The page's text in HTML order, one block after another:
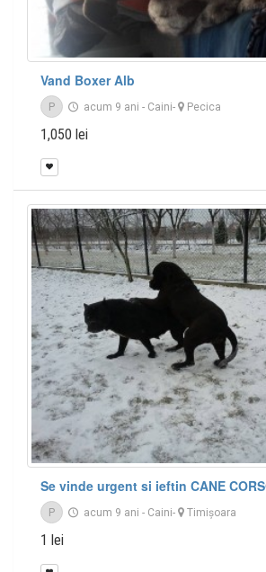
Vand Boxer Alb
P acum 9 ani - Caini- Pecica
1,050 lei
Se vinde urgent si ieftin CANE
P acum 9 ani - Caini- Timişoara
1 lei